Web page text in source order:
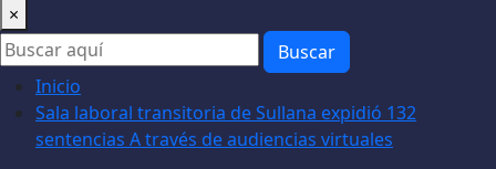
×
Buscar
Inicio
Sala laboral transitoria de Sullana expidió 132
sentencias A través de audiencias virtuales